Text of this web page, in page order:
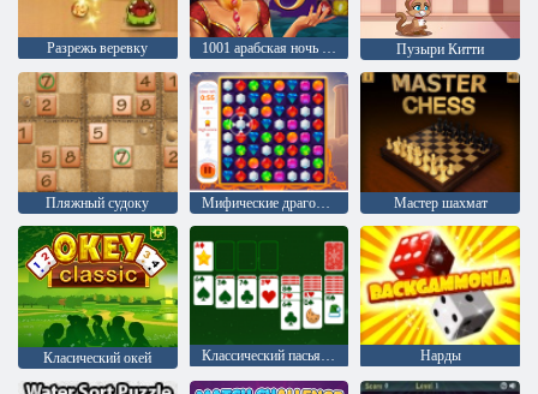
Разрежь веревку 1001 арабская ночь 6: Али-Баба и 40 разбойников Пузыри Китти
Пляжный судоку Мифические драгоценности Мастер шахмат
Класический окей Классический пасьянс Рождество Нарды